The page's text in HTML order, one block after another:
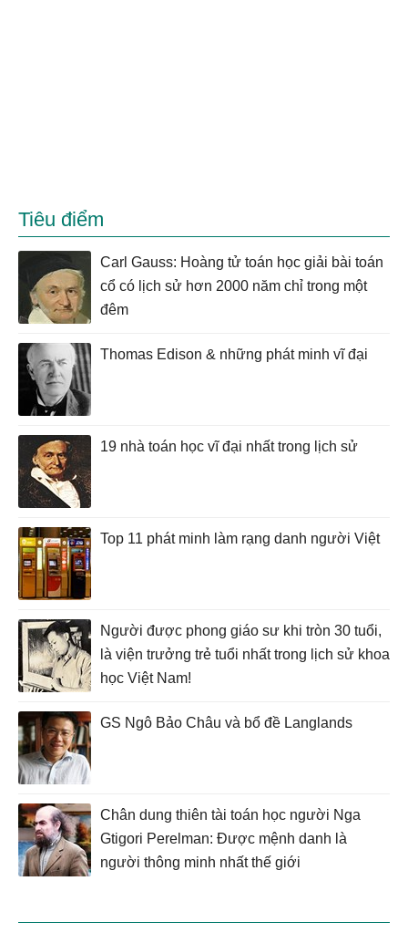
Tiêu điểm
Carl Gauss: Hoàng tử toán học giải bài toán
cổ có lịch sử hơn 2000 năm chỉ trong một
đêm
Thomas Edison & những phát minh vĩ đại
19 nhà toán học vĩ đại nhất trong lịch sử
Top 11 phát minh làm rạng danh người Việt
Người được phong giáo sư khi tròn 30 tuổi,
là viện trưởng trẻ tuổi nhất trong lịch sử khoa
học Việt Nam!
GS Ngô Bảo Châu và bổ đề Langlands
Chân dung thiên tài toán học người Nga
Gtigori Perelman: Được mệnh danh là
người thông minh nhất thế giới